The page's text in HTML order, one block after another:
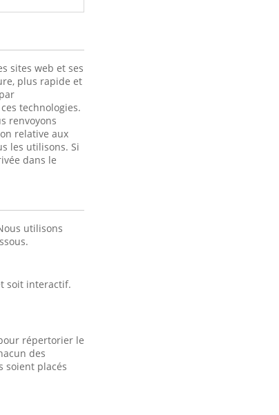
sites web et ses
plus rapide et
technologies.
renvoyons
relative aux
les utilisons. Si
dans le
utilisons
soit interactif.
répertorier le
des
soient placés